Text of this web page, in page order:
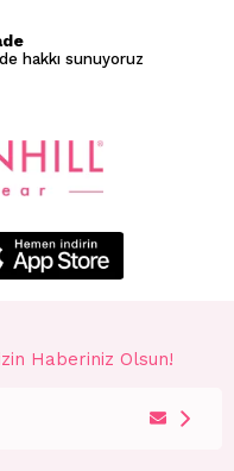
hakkı sunuyoruz
Haberiniz Olsun!